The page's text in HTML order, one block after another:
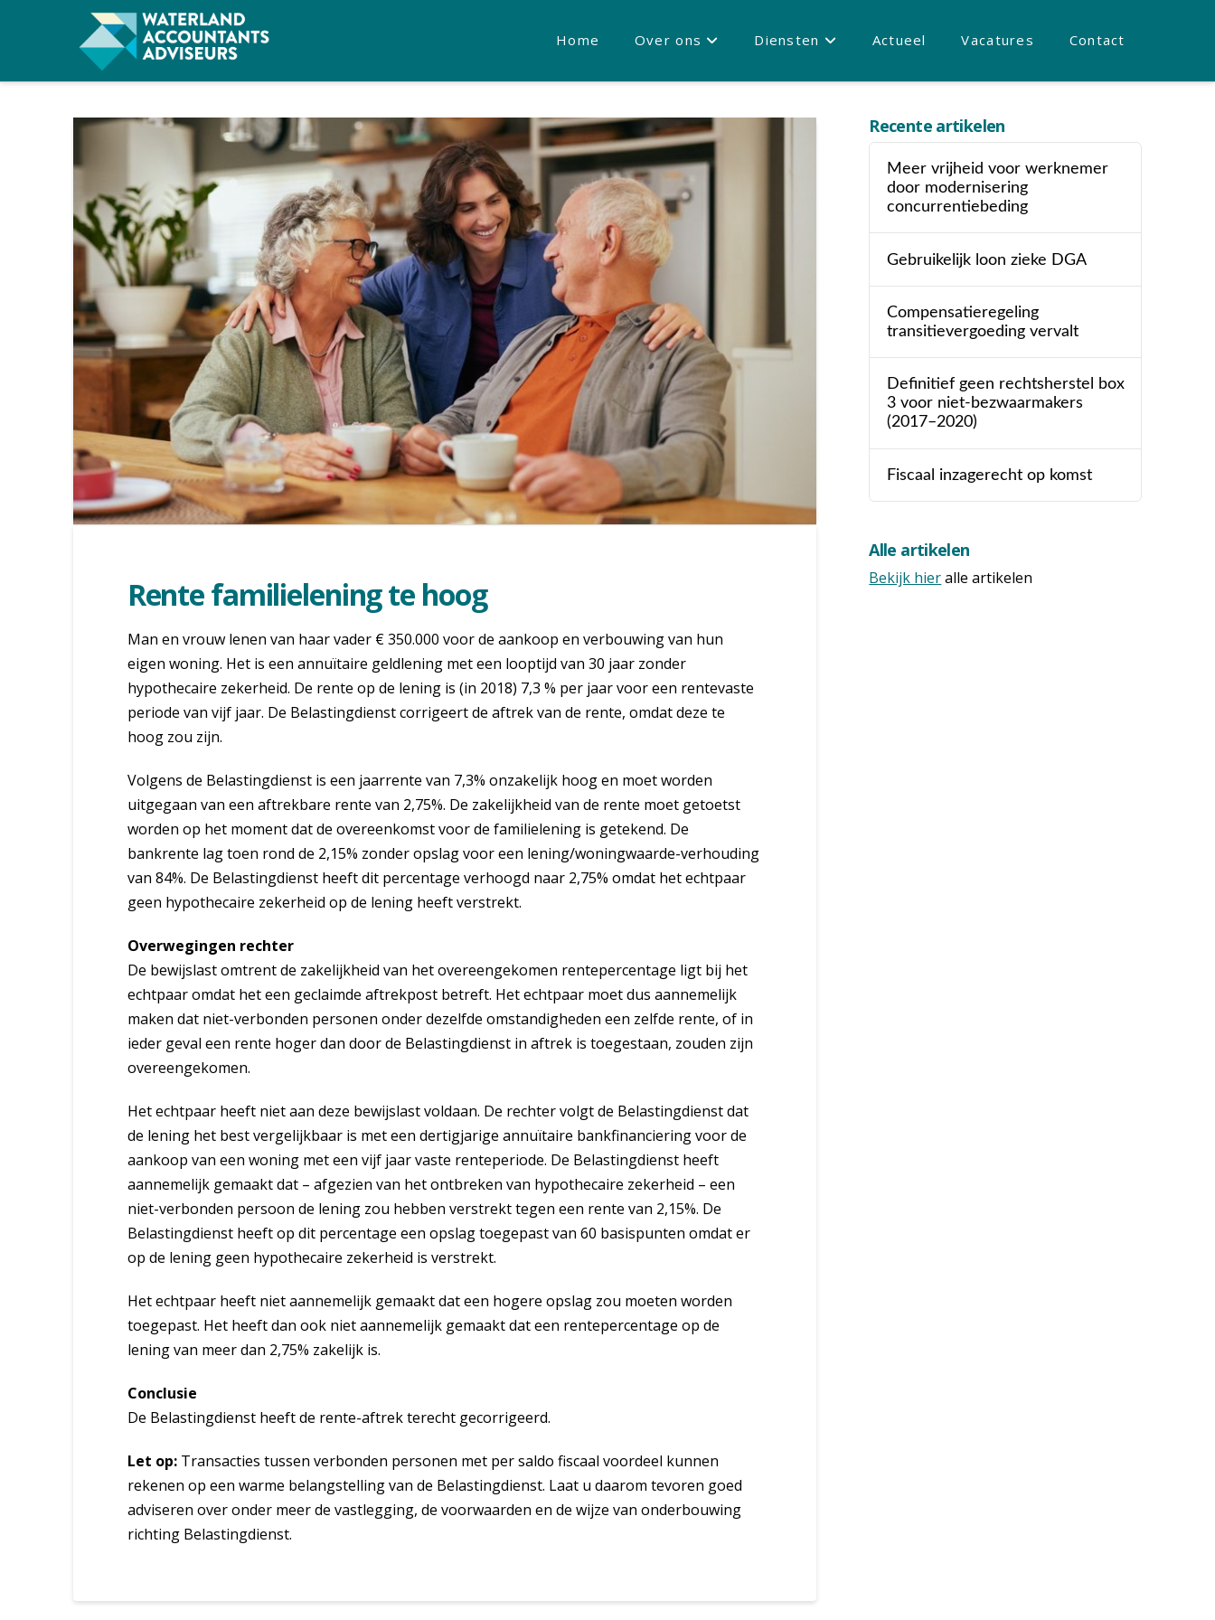
Home Over ons Diensten Actueel Vacatures Contact
Rente familielening te hoog
Man en vrouw lenen van haar vader € 350.000 voor de aankoop en verbouwing van hun
eigen woning. Het is een annuïtaire geldlening met een looptijd van 30 jaar zonder
hypothecaire zekerheid. De rente op de lening is (in 2018) 7,3 % per jaar voor een rentevaste
periode van vijf jaar. De Belastingdienst corrigeert de aftrek van de rente, omdat deze te
hoog zou zijn.
Volgens de Belastingdienst is een jaarrente van 7,3% onzakelijk hoog en moet worden
uitgegaan van een aftrekbare rente van 2,75%. De zakelijkheid van de rente moet getoetst
worden op het moment dat de overeenkomst voor de familielening is getekend. De
bankrente lag toen rond de 2,15% zonder opslag voor een lening/woningwaarde-verhouding
van 84%. De Belastingdienst heeft dit percentage verhoogd naar 2,75% omdat het echtpaar
geen hypothecaire zekerheid op de lening heeft verstrekt.
Overwegingen rechter
De bewijslast omtrent de zakelijkheid van het overeengekomen rentepercentage ligt bij het
echtpaar omdat het een geclaimde aftrekpost betreft. Het echtpaar moet dus aannemelijk
maken dat niet-verbonden personen onder dezelfde omstandigheden een zelfde rente, of in
ieder geval een rente hoger dan door de Belastingdienst in aftrek is toegestaan, zouden zijn
overeengekomen.
Het echtpaar heeft niet aan deze bewijslast voldaan. De rechter volgt de Belastingdienst dat
de lening het best vergelijkbaar is met een dertigjarige annuïtaire bankfinanciering voor de
aankoop van een woning met een vijf jaar vaste renteperiode. De Belastingdienst heeft
aannemelijk gemaakt dat – afgezien van het ontbreken van hypothecaire zekerheid – een
niet-verbonden persoon de lening zou hebben verstrekt tegen een rente van 2,15%. De
Belastingdienst heeft op dit percentage een opslag toegepast van 60 basispunten omdat er
op de lening geen hypothecaire zekerheid is verstrekt.
Het echtpaar heeft niet aannemelijk gemaakt dat een hogere opslag zou moeten worden
toegepast. Het heeft dan ook niet aannemelijk gemaakt dat een rentepercentage op de
lening van meer dan 2,75% zakelijk is.
Conclusie
De Belastingdienst heeft de rente-aftrek terecht gecorrigeerd.
Let op:Transacties tussen verbonden personen met per saldo fiscaal voordeel kunnen
rekenen op een warme belangstelling van de Belastingdienst. Laat u daarom tevoren goed
adviseren over onder meer de vastlegging, de voorwaarden en de wijze van onderbouwing
richting Belastingdienst.
Recente artikelen
Meer vrijheid voor werknemer
door modernisering
concurrentiebeding
Gebruikelijk loon zieke DGA
Compensatieregeling
transitievergoeding vervalt
Definitief geen rechtsherstel box
3 voor niet-bezwaarmakers
(2017–2020)
Fiscaal inzagerecht op komst
Alle artikelen
Bekijk hieralle artikelen